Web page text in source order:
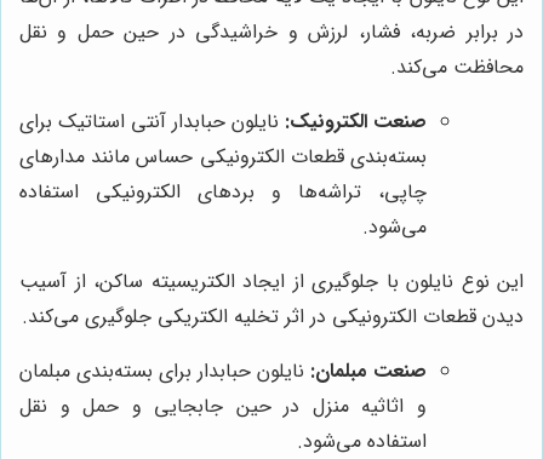
در برابر ضربه، فشار، لرزش و خراشیدگی در حین حمل و نقل
محافظت می‌کند.
صنعت الکترونیک: نایلون حبابدار آنتی استاتیک برای
بسته‌بندی قطعات الکترونیکی حساس مانند مدارهای
چاپی، تراشه‌ها و بردهای الکترونیکی استفاده
می‌شود.
این نوع نایلون با جلوگیری از ایجاد الکتریسیته ساکن، از آسیب
دیدن قطعات الکترونیکی در اثر تخلیه الکتریکی جلوگیری می‌کند.
صنعت مبلمان: نایلون حبابدار برای بسته‌بندی مبلمان
و اثاثیه منزل در حین جابجایی و حمل و نقل
استفاده می‌شود.